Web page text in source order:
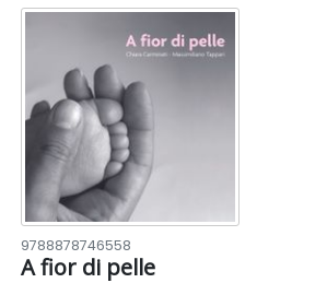
9788878746558
A fior di pelle